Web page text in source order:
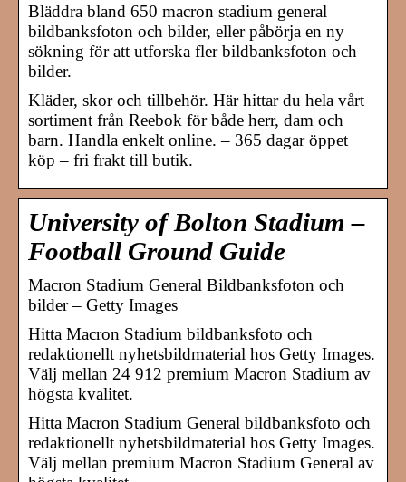
Bläddra bland 650 macron stadium general
bildbanksfoton och bilder, eller påbörja en ny
sökning för att utforska fler bildbanksfoton och
bilder.
Kläder, skor och tillbehör. Här hittar du hela vårt
sortiment från Reebok för både herr, dam och
barn. Handla enkelt online. – 365 dagar öppet
köp – fri frakt till butik.
University of Bolton Stadium –
Football Ground Guide
Macron Stadium General Bildbanksfoton och
bilder – Getty Images
Hitta Macron Stadium bildbanksfoto och
redaktionellt nyhetsbildmaterial hos Getty Images.
Välj mellan 24 912 premium Macron Stadium av
högsta kvalitet.
Hitta Macron Stadium General bildbanksfoto och
redaktionellt nyhetsbildmaterial hos Getty Images.
Välj mellan premium Macron Stadium General av